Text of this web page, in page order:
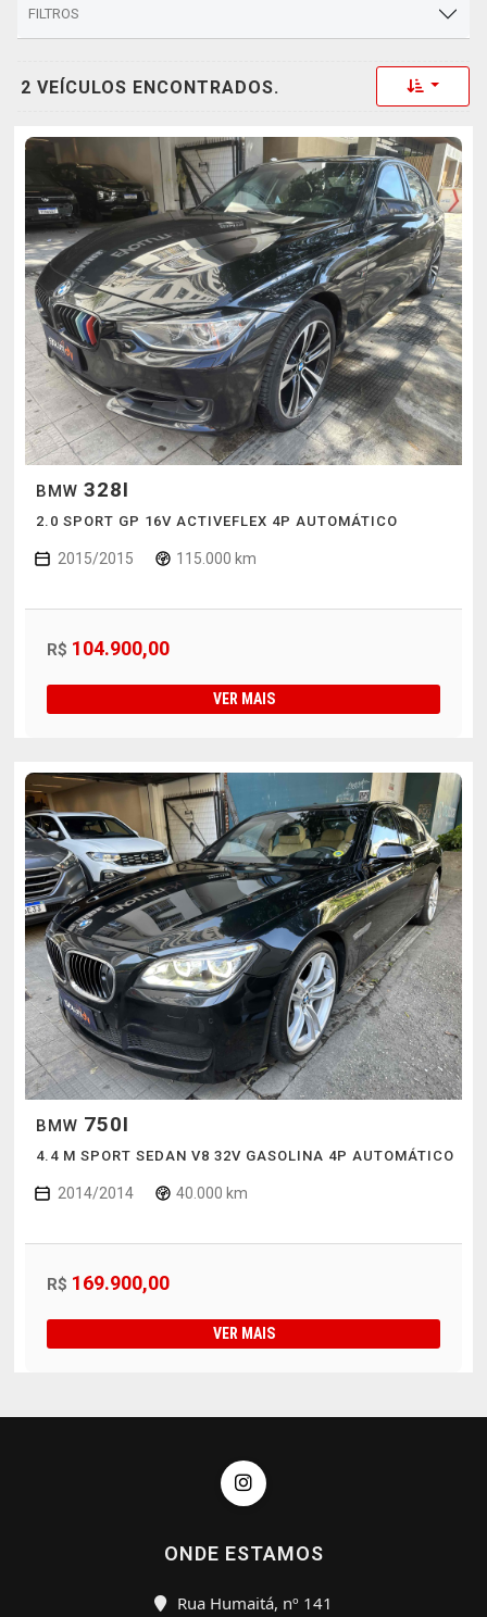
FILTROS
2 VEÍCULOS ENCONTRADOS. Toggle
BMW 328I
2.0 SPORT GP 16V ACTIVEFLEX 4P AUTOMÁTICO
2015/2015 115.000 km
R$ 104.900,00
VER MAIS
BMW 750I
4.4 M SPORT SEDAN V8 32V GASOLINA 4P AUTOMÁTICO
2014/2014 40.000 km
R$ 169.900,00
VER MAIS
ONDE ESTAMOS
Rua Humaitá, nº 141